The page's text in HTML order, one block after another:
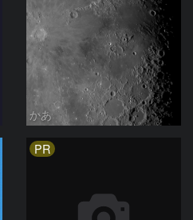
かあ
PR